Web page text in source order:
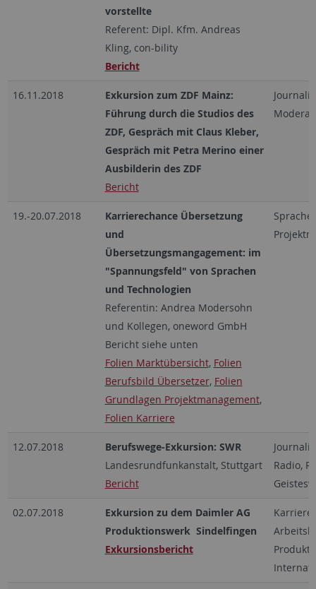
vorstellte
Referent: Dipl. Kfm. Andreas
Kling, con-bility
Bericht
16.11.2018
Exkursion zum ZDF Mainz:
Führung durch die Studios des
ZDF, Gespräch mit Claus Kleber,
Gespräch mit Petra Merino einer
Ausbilderin des ZDF
Bericht
19.-20.07.2018
Karrierechance Übersetzung
und
Übersetzungsmangagement: im
"Spannungsfeld" von Sprachen
und Technologien
Referentin: Andrea Modersohn
und Kollegen, oneword GmbH
Bericht siehe unten
Folien Marktübersicht, Folien
Berufsbild Übersetzer, Folien
Grundlagen Projektmanagement,
Folien Karriere
12.07.2018
Berufswege-Exkursion: SWR
Landesrundfunkanstalt, Stuttgart
Bericht
Radio,
02.07.2018
Exkursion zu dem Daimler AG
Produktionswerk Sindelfingen
Exkursionsbericht